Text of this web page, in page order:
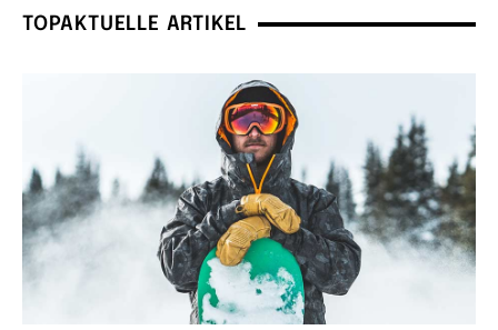
TOPAKTUELLE ARTIKEL